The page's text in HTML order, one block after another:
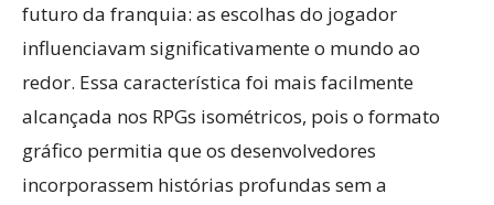
futuro da franquia: as escolhas do jogador
influenciavam significativamente o mundo ao
redor. Essa característica foi mais facilmente
alcançada nos RPGs isométricos, pois o formato
gráfico permitia que os desenvolvedores
incorporassem histórias profundas sem a